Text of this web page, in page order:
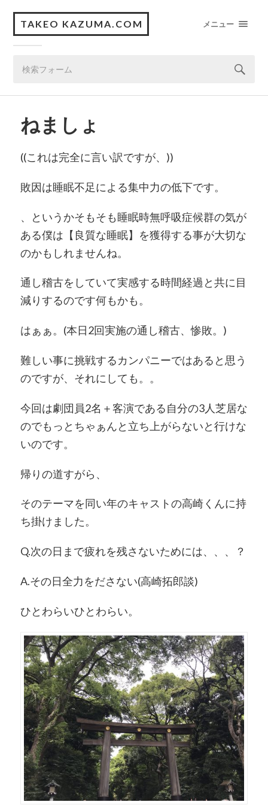
TAKEO KAZUMA.COM メニュー
ねましょ
((これは完全に言い訳ですが、))
敗因は睡眠不足による集中力の低下です。
、というかそもそも睡眠時無呼吸症候群の気が
ある僕は【良質な睡眠】を獲得する事が大切な
のかもしれませんね。
通し稽古をしていて実感する時間経過と共に目
減りするのです何もかも。
はぁぁ。(本日2回実施の通し稽古、惨敗。)
難しい事に挑戦するカンパニーではあると思う
のですが、それにしても。。
今回は劇団員2名＋客演である自分の3人芝居な
のでもっとちゃぁんと立ち上がらないと行けな
いのです。
帰りの道すがら、
そのテーマを同い年のキャストの高崎くんに持
ち掛けました。
Q.次の日まで疲れを残さないためには、、、？
A.その日全力をださない(高崎拓郎談)
ひとわらいひとわらい。